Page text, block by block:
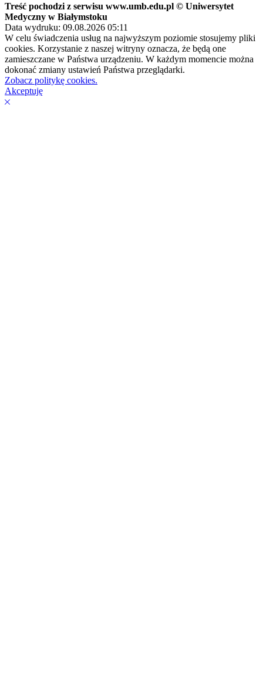
Treść pochodzi z serwisu www.umb.edu.pl © Uniwersytet
Medyczny w Białymstoku
Data wydruku: 09.08.2026 05:11
W celu świadczenia usług na najwyższym poziomie stosujemy pliki
cookies. Korzystanie z naszej witryny oznacza, że będą one
zamieszczane w Państwa urządzeniu. W każdym momencie można
dokonać zmiany ustawień Państwa przeglądarki.
Zobacz politykę cookies.
Akceptuję